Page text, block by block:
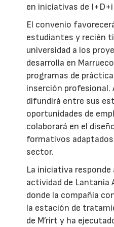
en iniciativas de
El convenio
estudiantes y recién
universidad a los
desarrolla en
programas de
inserción profesional.
difundirá entre sus
oportunidades de
colaborará en el
formativos adaptados
sector.
La iniciativa
actividad de Lantania
donde la compañía
la estación de
de M’rirt y ha